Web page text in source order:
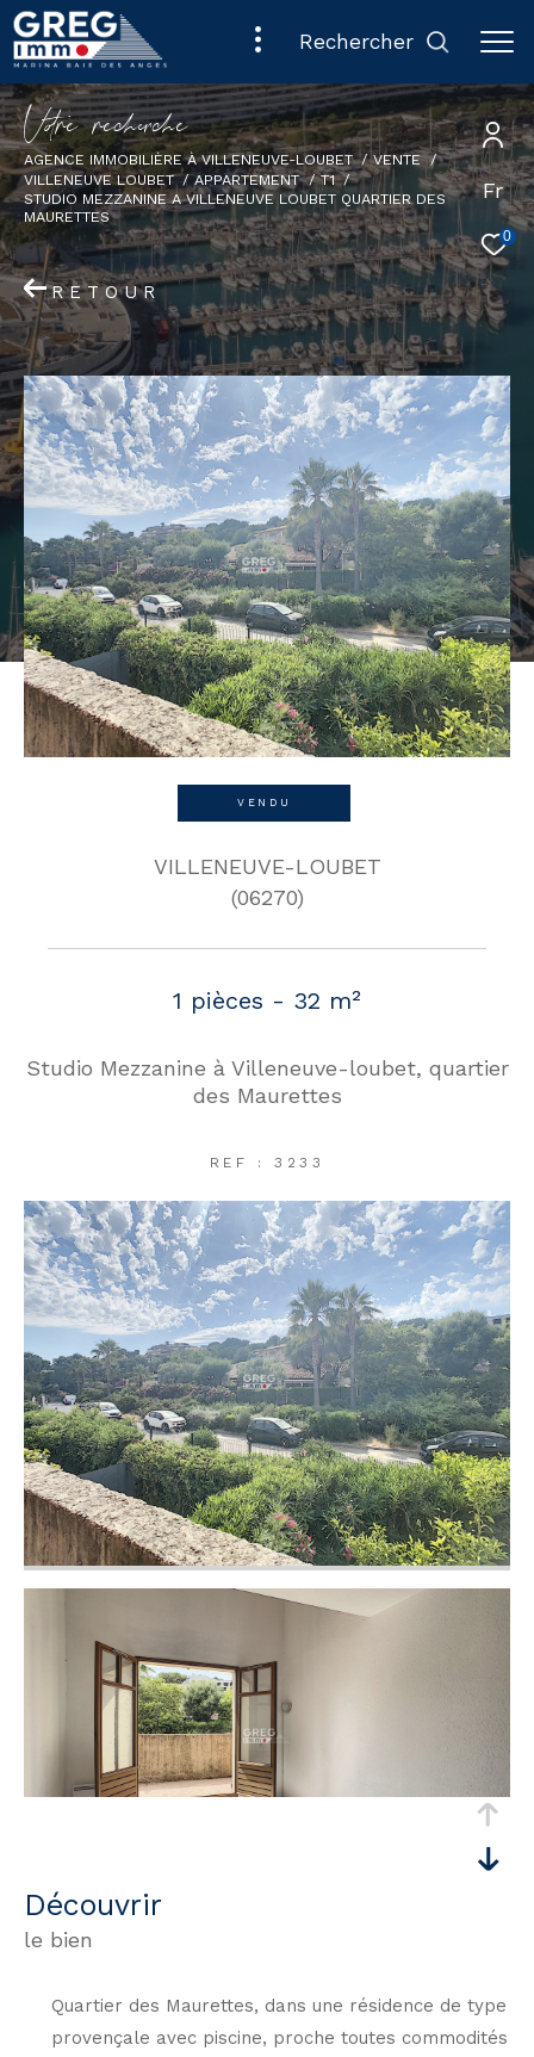
Fr
0
rechercher
Vore recece
AGENCE IMMOBILIÈRE À VILLENEUVE-LOUBET
VENTE
VILLENEUVE LOUBET
APPARTEMENT
T1
STUDIO MEZZANINE A VILLENEUVE LOUBET QUARTIER DES
MAURETTES
RETOUR
VENDU
VILLENEUVE-LOUBET
(06270)
1 pièces - 32 m²
Studio Mezzanine à Villeneuve-loubet, quartier
des Maurettes
REF : 3233
découvrir
le bien
Quartier des Maurettes, dans une résidence de type
provençale avec piscine, proche toutes commodités